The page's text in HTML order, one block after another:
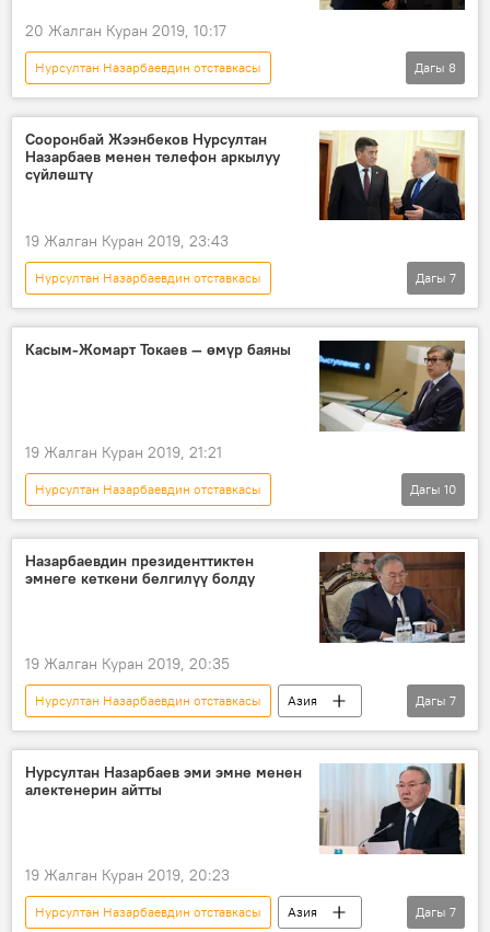
20 Жалган Куран 2019, 10:17
Нурсултан Назарбаевдин отставкасы
Жаңылыктар
Саясат
Азия
Дүйнөдө
Казакстан
Нурсултан Назарбаев
Владимир Путин
Дагы 8
Сооронбай Жээнбеков Нурсултан
Назарбаев менен телефон аркылуу
сүйлөштү
19 Жалган Куран 2019, 23:43
Нурсултан Назарбаевдин отставкасы
Жаңылыктар
Саясат
Азия
Дүйнөдө
Кыргызстан
Дагы 7
Касым-Жомарт Токаев — өмүр баяны
19 Жалган Куран 2019, 21:21
Нурсултан Назарбаевдин отставкасы
Жаңылыктар
Азия
Дүйнөдө
Саясат
Нурсултан Назарбаев
Казакстан
президент
милдет
Дагы 10
Назарбаевдин президенттиктен
эмнеге кеткени белгилүү болду
19 Жалган Куран 2019, 20:35
Нурсултан Назарбаевдин отставкасы
Азия
Дүйнөдө
Жаңылыктар
Саясат
Нурсултан Назарбаев
президент
отставка
Дагы 7
Нурсултан Назарбаев эми эмне менен
алектенерин айтты
19 Жалган Куран 2019, 20:23
Нурсултан Назарбаевдин отставкасы
Азия
Дагы 7